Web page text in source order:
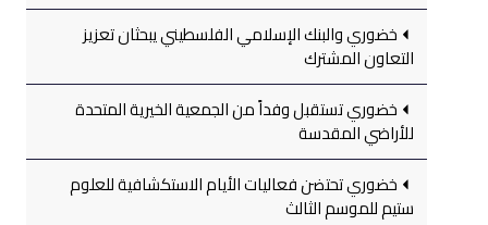
خضوري والبنك الإسلامي الفلسطيني يبحثان تعزيز
التعاون المشترك
خضوري تستقبل وفداً من الجمعية الخيرية المتحدة
للأراضي المقدسة
خضوري تحتضن فعاليات الأيام الاستكشافية للعلوم
ستيم للموسم الثالث